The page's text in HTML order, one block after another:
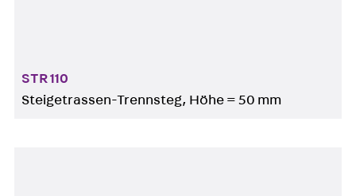
STR 110
Steigetrassen-Trennsteg, Höhe = 50 mm